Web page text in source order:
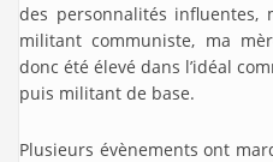
des personnalités influentes,
militant communiste, ma
donc été élevé dans l’idéal
puis militant de base.
Plusieurs évènements ont